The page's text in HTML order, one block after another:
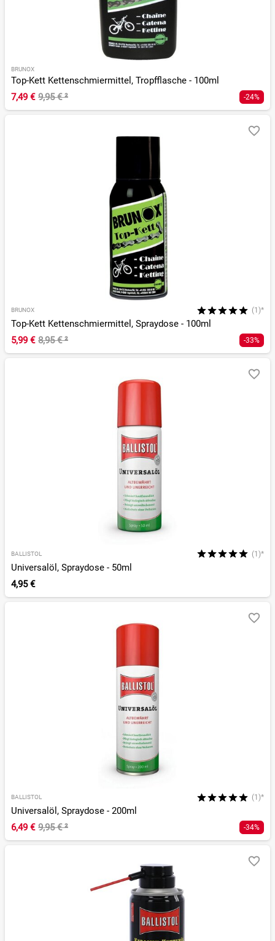
BRUNOX
Top-Kett Kettenschmiermittel, Tropfflasche - 100ml
7,49 € 9,95 €² -24%
BRUNOX (1)*
Top-Kett Kettenschmiermittel, Spraydose - 100ml
5,99 € 8,95 €² -33%
BALLISTOL (1)*
Universalöl, Spraydose - 50ml
4,95 €
BALLISTOL (1)*
Universalöl, Spraydose - 200ml
6,49 € 9,95 €² -34%